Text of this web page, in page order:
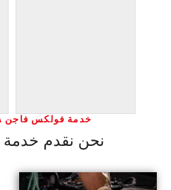
خدمة فولكس فاجن E-LAVIDA دبي
نحن نقدم خدمة